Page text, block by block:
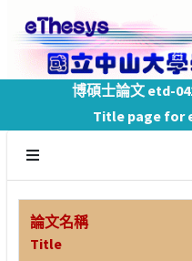
博碩士論文 etd-
Title page for
論文名稱
Title